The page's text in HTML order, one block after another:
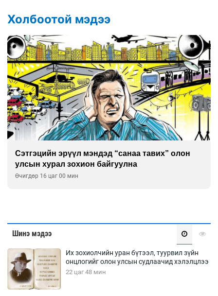
Холбоотой мэдээ
Сэтгэцийн эрүүл мэндэд “санаа тавих” олон
улсын хурал зохион байгуулна
Өчигдөр 16 цаг 00 мин
Шинэ мэдээ
Их зохиолчийн уран бүтээл, туурвил зүйн
онцлогийг олон улсын судлаачид хэлэлцлээ
22 цаг 48 мин